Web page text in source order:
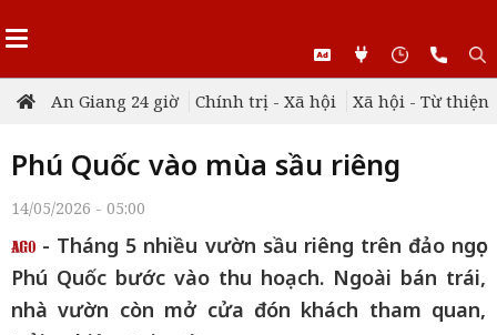
An Giang 24 giờ Chính trị - Xã hội Xã hội - Từ thiện
Phú Quốc vào mùa sầu riêng
14/05/2026 - 05:00
- Tháng 5 nhiều vườn sầu riêng trên đảo ngọc
Phú Quốc bước vào thu hoạch. Ngoài bán trái,
nhà vườn còn mở cửa đón khách tham quan,